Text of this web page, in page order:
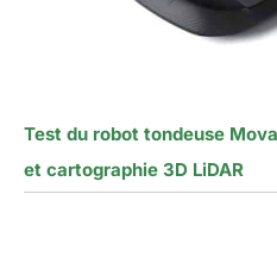
Test du robot tondeuse
et cartographie 3D LiDAR